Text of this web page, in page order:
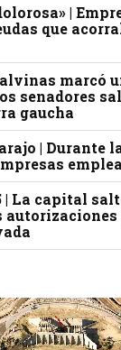
|
que
marcó
senadores
gaucha
| Durante
| La capital